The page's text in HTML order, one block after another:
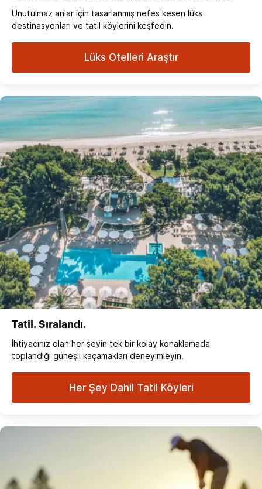
Unutulmaz anlar için tasarlanmış nefes kesen lüks
destinasyonları ve tatil köylerini keşfedin.
Lüks Otelleri Araştır
Tatil. Sıralandı.
İhtiyacınız olan her şeyin tek bir kolay konaklamada
toplandığı güneşli kaçamakları deneyimleyin.
Her Şey Dahil Tatil Köyleri